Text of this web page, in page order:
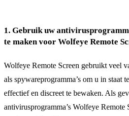
1. Gebruik uw
te maken voor Wolfeye Remote
Wolfeye Remote Screen gebruikt veel
als spywareprogramma’s om u in staat
effectief en discreet te bewaken. Als
antivirusprogramma’s Wolfeye Remote